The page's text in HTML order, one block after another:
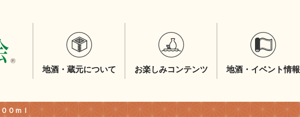
地酒・蔵元について お楽しみコンテンツ 地酒・イベント情報
０ｍｌ